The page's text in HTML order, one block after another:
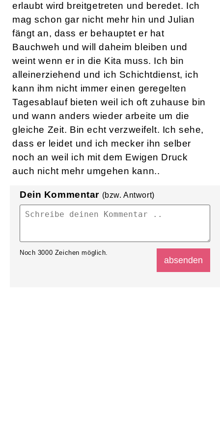
erlaubt wird breitgetreten und beredet. Ich
mag schon gar nicht mehr hin und Julian
fängt an, dass er behauptet er hat
Bauchweh und will daheim bleiben und
weint wenn er in die Kita muss. Ich bin
alleinerziehend und ich Schichtdienst, ich
kann ihm nicht immer einen geregelten
Tagesablauf bieten weil ich oft zuhause bin
und wann anders wieder arbeite um die
gleiche Zeit. Bin echt verzweifelt. Ich sehe,
dass er leidet und ich mecker ihn selber
noch an weil ich mit dem Ewigen Druck
auch nicht mehr umgehen kann..
Dein Kommentar (bzw. Antwort)
Noch 3000 Zeichen möglich.